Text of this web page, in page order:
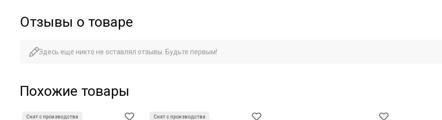
Отзывы о товаре
Здесь еще никто не оставлял отзывы. Будьте первым!
Похожие товары
Снят с производства Снят с производства